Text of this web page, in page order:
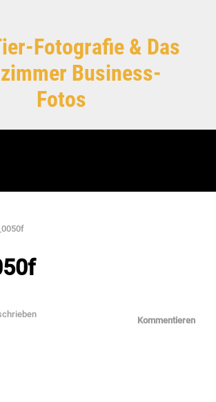
Fotografie & Das
Business-
Fotos
Kommentieren